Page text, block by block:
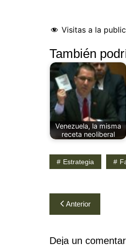
Visitas a la
También
Venezuela, la misma
receta neoliberal
Estrategia
Navegación
de
entradas
Anterior
Deja un